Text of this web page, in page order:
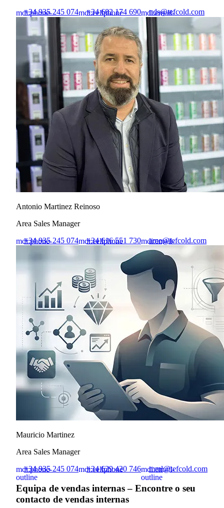
mdi:phone-
outline
+34 935 245 074mdi:cellphone
+34 682 174 690mdi:email-
outline
nds@tefcold.com
Antonio Martinez Reinoso
Area Sales Manager
mdi:phone-
+34 935 245 074mdi:cellphone
+34 616 551 730mdi:email-
outline
ame@tefcold.com
Mauricio Martinez
Area Sales Manager
mdi:phone-
outline
+34 935 245 074mdi:cellphone
+34 629 420 746mdi:email-
outline
mml@tefcold.com
Equipa de vendas internas – Encontre o seu
contacto de vendas internas